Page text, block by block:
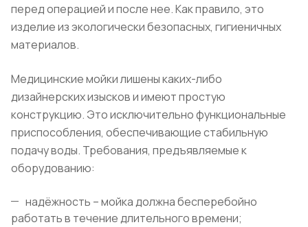
перед операцией и после нее. Как правило, это
изделие из экологически безопасных, гигиеничных
материалов.
Медицинские мойки лишены каких-либо
дизайнерских изысков и имеют простую
конструкцию. Это исключительно функциональные
приспособления, обеспечивающие стабильную
подачу воды. Требования, предъявляемые к
оборудованию:
надёжность – мойка должна бесперебойно
работать в течение длительного времени;